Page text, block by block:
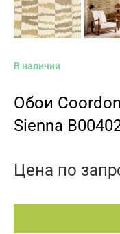
В наличии
Обои
Sienna
Цена по